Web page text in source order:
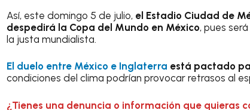
Así, este domingo 5 de julio, el Estadio Ciudad de
despedirá la Copa del Mundo en México, pues
la justa mundialista.
El duelo entre México e Inglaterra está pactado
condiciones del clima podrían provocar retrasos al
¿Tienes una denuncia o información que quieras